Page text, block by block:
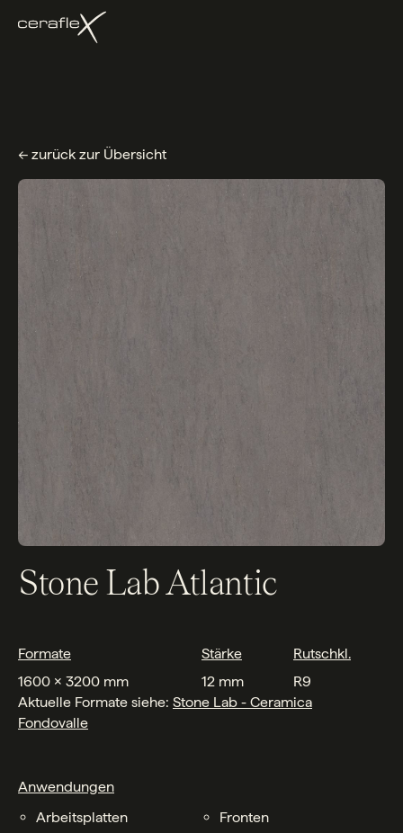
← zurück zur Übersicht
Stone Lab Atlantic
Formate Stärke
Rutschkl.
1600 x 3200 mm
12 mm
R9
Aktuelle Formate siehe: Stone Lab - Ceramica
Fondovalle
Anwendungen
Arbeitsplatten
Fronten